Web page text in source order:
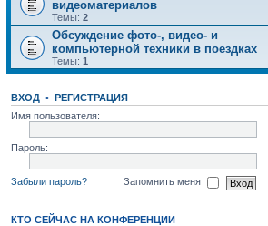
видеоматериалов
Темы: 2
Обсуждение фото-, видео- и
компьютерной техники в поездках
Темы: 1
ВХОД • РЕГИСТРАЦИЯ
Имя пользователя:
Пароль:
Забыли пароль? Запомнить меня
КТО СЕЙЧАС НА КОНФЕРЕНЦИИ